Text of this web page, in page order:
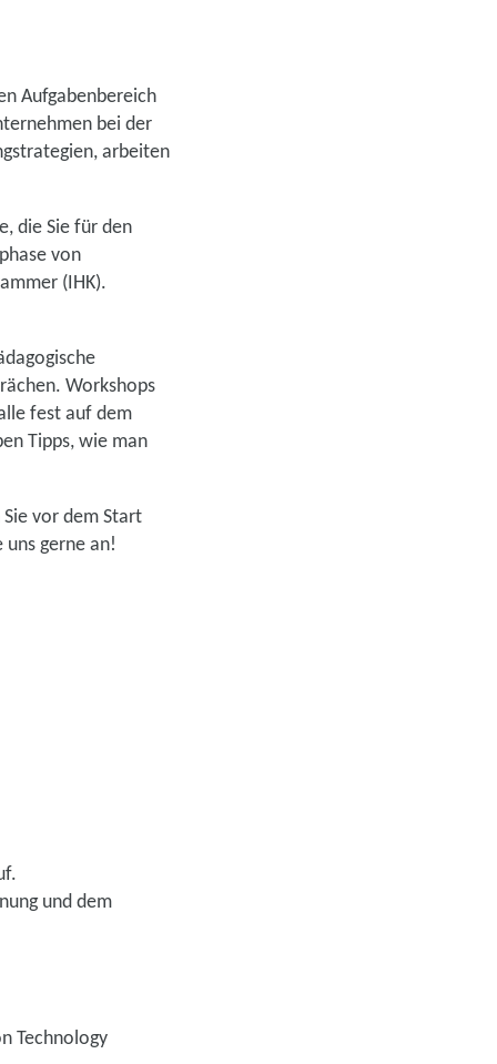
Aufgabenbereich
bei der
arbeiten
die Sie für den
von
(IHK).
Workshops
fest auf dem
Tipps, wie man
vor dem Start
gerne an!
und dem
Technology